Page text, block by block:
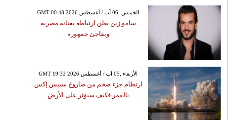
GMT 00:48 2026 الخميس ,06 آب / أغسطس
سامو زين يعلن ارتباطه بفنانة مصرية
ويفاجئ جمهوره
GMT 19:32 2026 الأربعاء ,05 آب / أغسطس
ارتطام جزء ضخم من صاروخ سبيس إكس
بالقمر فكيف سيؤثر على الأرض